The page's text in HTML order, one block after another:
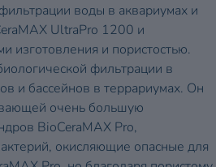
воды в аквариумах и
UltraPro 1200 и
изготовления и пористостью.
фильтрации в
и бассейнов в террариумах. Он
очень большую
BioCeraMAX Pro,
окисляющие опасные для